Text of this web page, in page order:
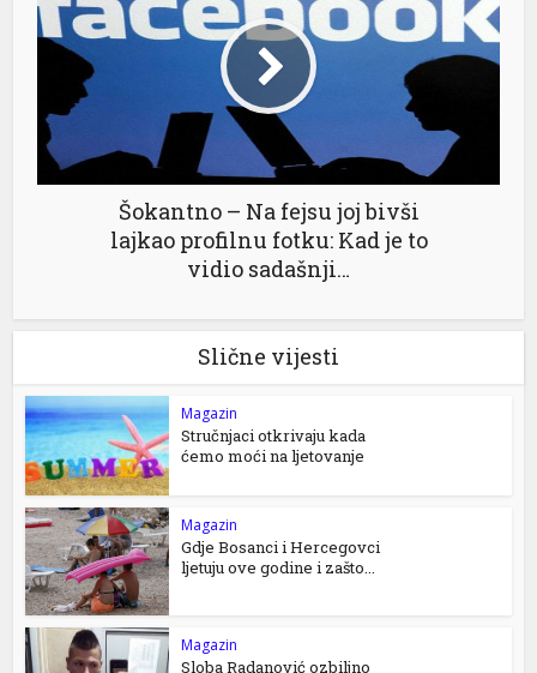
Šokantno – Na fejsu joj bivši
lajkao profilnu fotku: Kad je to
vidio sadašnji…
Slične vijesti
Magazin
Stručnjaci otkrivaju kada
ćemo moći na ljetovanje
Magazin
Gdje Bosanci i Hercegovci
ljetuju ove godine i zašto...
Magazin
Sloba Radanović ozbiljno